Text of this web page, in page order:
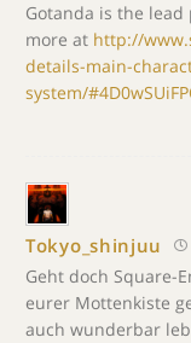
Gotanda is the lead
more at http://
details-main-
system/
Tokyo_shinjuu
Geht doch Square-
eurer Mottenkiste
auch wunderbar